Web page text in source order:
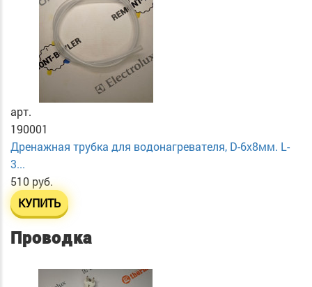
арт.
190001
Дренажная трубка для водонагревателя, D-6х8мм. L-
3...
510 руб.
КУПИТЬ
Проводка